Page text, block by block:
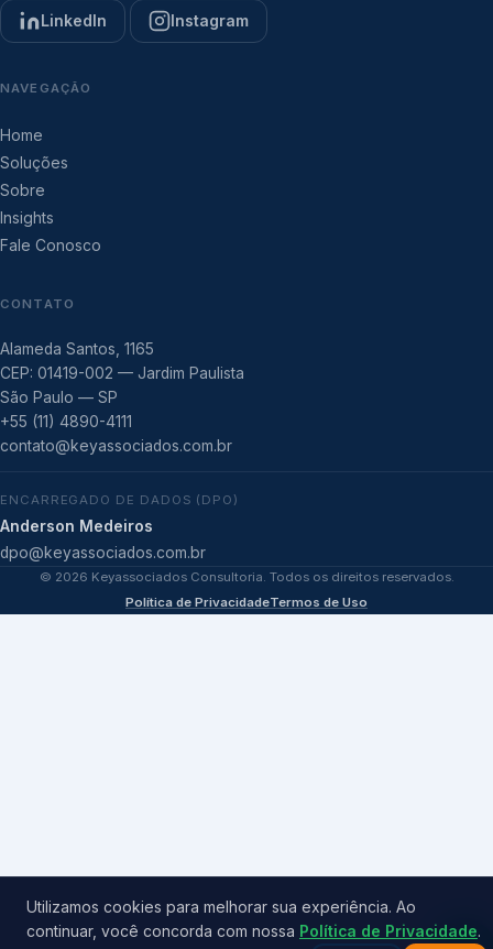
LinkedIn Instagram
NAVEGAÇÃO
Home
Soluções
Sobre
Insights
Fale Conosco
CONTATO
Alameda Santos, 1165
CEP: 01419-002 — Jardim Paulista
São Paulo — SP
+55 (11) 4890-4111
contato@keyassociados.com.br
ENCARREGADO DE DADOS (DPO)
Anderson Medeiros
dpo@keyassociados.com.br
© 2026 Keyassociados Consultoria. Todos os direitos reservados.
Política de PrivacidadeTermos de Uso
Utilizamos cookies para melhorar sua experiência. Ao
continuar, você concorda com nossa Política de Privacidade.